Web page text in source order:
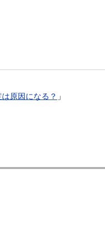
原因になる？ 」